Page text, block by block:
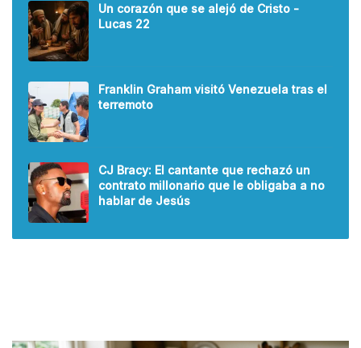
Un corazón que se alejó de Cristo -
Lucas 22
Franklin Graham visitó Venezuela tras el
terremoto
CJ Bracy: El cantante que rechazó un
contrato millonario que le obligaba a no
hablar de Jesús